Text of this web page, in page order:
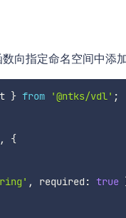
数向指定命名空间中添加
} from '@ntks/vdl' ;
,
{
, required : true